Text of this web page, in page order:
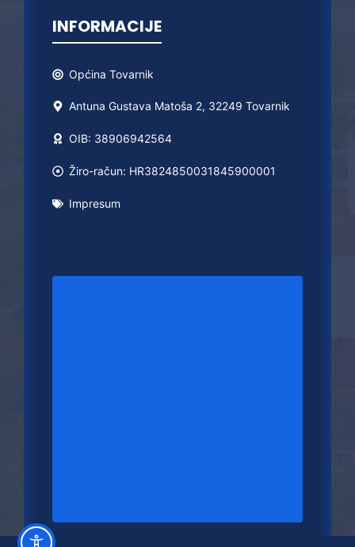
INFORMACIJE
Općina Tovarnik
Antuna Gustava Matoša 2, 32249 Tovarnik
OIB: 38906942564
Žiro-račun: HR3824850031845900001
Impresum